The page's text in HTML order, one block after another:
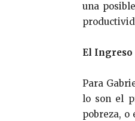
una
El
Para
lo son el
pobreza, o